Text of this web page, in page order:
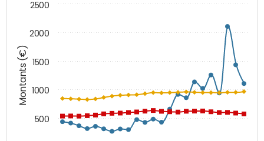
Montants (€)
500
1000
1500
2000
2500